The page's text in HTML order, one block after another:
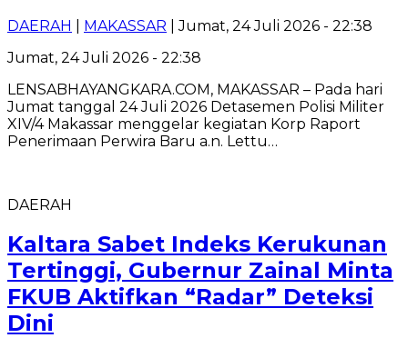
DAERAH MAKASSAR | Jumat, 24 Juli 2026 - 22:38
Jumat, 24 Juli 2026 - 22:38
LENSABHAYANGKARA.COM, MAKASSAR – Pada hari
Jumat tanggal 24 Juli 2026 Detasemen Polisi Militer
XIV/4 Makassar menggelar kegiatan Korp Raport
Penerimaan Perwira Baru a.n. Lettu…
DAERAH
Kaltara Sabet Indeks Kerukunan
Tertinggi, Gubernur Zainal Minta
FKUB Aktifkan “Radar” Deteksi
Dini